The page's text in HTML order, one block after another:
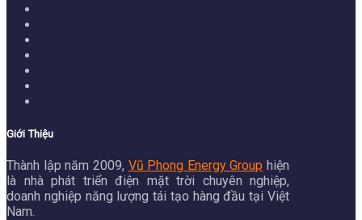
Giới Thiệu
Thành lập năm 2009, Vũ Phong Energy Group hiện
là nhà phát triển điện mặt trời chuyên nghiệp,
doanh nghiệp năng lượng tái tạo hàng đầu tại Việt
Nam.